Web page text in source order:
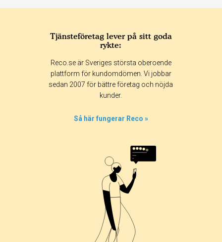
Tjänsteföretag lever på sitt goda
rykte:
Reco.se är Sveriges största oberoende
plattform för kundomdömen. Vi jobbar
sedan 2007 för bättre företag och nöjda
kunder.
Så här fungerar Reco »